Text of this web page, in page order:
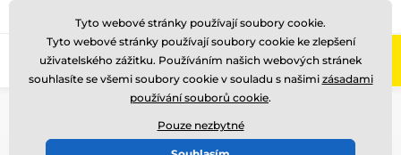
Zavolejte nám (Po-Pá 8-17)
Tyto webové stránky používají soubory cookie.
Tyto webové stránky používají soubory cookie ke zlepšení
uživatelského zážitku. Používáním našich webových stránek
souhlasíte se všemi soubory cookie v souladu s našimi zásadami
používání souborů cookie.
Pouze nezbytné